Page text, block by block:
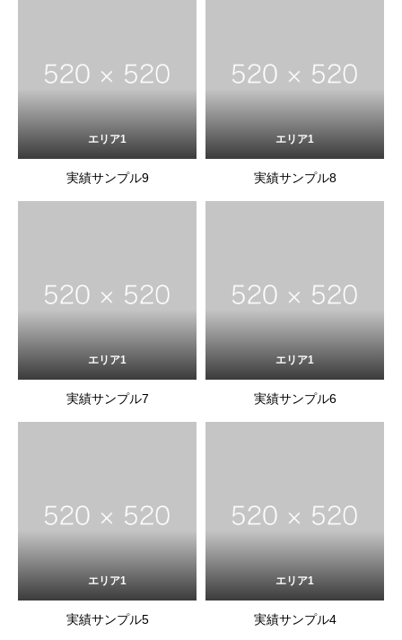
エリア1
実績サンプル9
エリア1
実績サンプル8
エリア1
実績サンプル7
エリア1
実績サンプル6
エリア1
実績サンプル5
エリア1
実績サンプル4